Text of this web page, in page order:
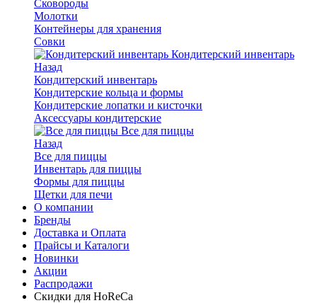
Сковороды
Молотки
Контейнеры для хранения
Совки
Кондитерский инвентарь
Назад
Кондитерский инвентарь
Кондитерские кольца и формы
Кондитерские лопатки и кисточки
Аксессуары кондитерские
Все для пиццы
Назад
Все для пиццы
Инвентарь для пиццы
Формы для пиццы
Щетки для печи
О компании
Бренды
Доставка и Оплата
Прайсы и Каталоги
Новинки
Акции
Распродажи
Скидки для HoReCa